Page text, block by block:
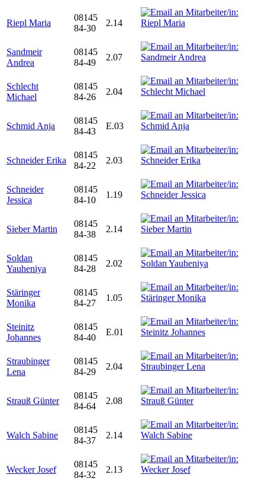
Riepl Maria
08145
84-30
2.14
Sandmeir
Andrea
08145
84-49
2.07
Schlecht
Michael
08145
84-26
2.04
Schmid Anja
08145
84-43
E.03
Schneider Erika
08145
84-22
2.03
Schneider
Jessica
08145
84-10
1.19
Sieber Martin
08145
84-38
2.14
Soldan
Yauheniya
08145
84-28
2.02
Stäringer
Monika
08145
84-27
1.05
Steinitz
Johannes
08145
84-40
E.01
Straubinger
Lena
08145
84-29
2.04
Strauß Günter
08145
84-64
2.08
Walch Sabine
08145
84-37
2.14
Wecker Josef
08145
84-32
2.13